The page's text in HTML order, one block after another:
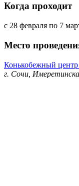
Когда проходит
с 28 февраля по 7
Место
Конькобежный
г. Сочи,